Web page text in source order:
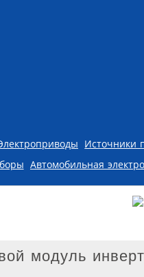
Источники
Автомобильная
модуль